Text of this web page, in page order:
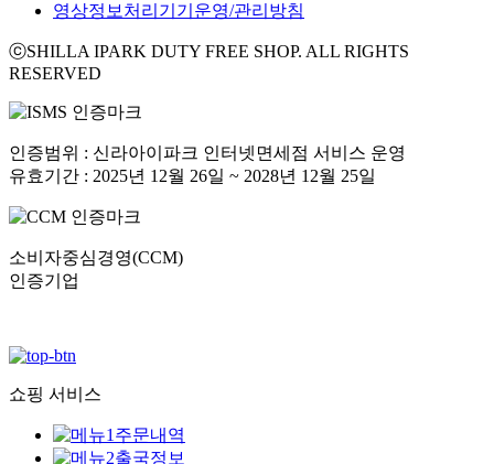
영상정보처리기기운영/관리방침
ⓒSHILLA IPARK DUTY FREE SHOP. ALL RIGHTS
RESERVED
인증범위 : 신라아이파크 인터넷면세점 서비스 운영
유효기간 : 2025년 12월 26일 ~ 2028년 12월 25일
소비자중심경영(CCM)
인증기업
쇼핑 서비스
주문내역
출국정보